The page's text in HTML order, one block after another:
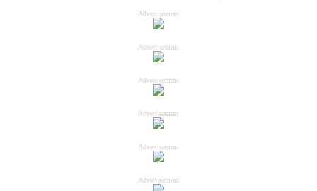
Advertisement
Advertisement
Advertisement
Advertisement
Advertisement
Advertisement